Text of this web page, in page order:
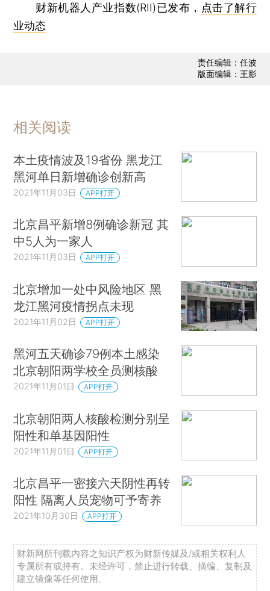
财新机器人产业指数(RII)已发布， 点击了解行
业动态
责任编辑：任波
版面编辑：王影
相关阅读
本土疫情波及19省份 黑龙江
黑河单日新增确诊创新高
2021年11月03日 APP打开
北京昌平新增8例确诊新冠 其
中5人为一家人
2021年11月03日 APP打开
北京增加一处中风险地区 黑
龙江黑河疫情拐点未现
2021年11月02日 APP打开
黑河五天确诊79例本土感染
北京朝阳两学校全员测核酸
2021年11月01日 APP打开
北京朝阳两人核酸检测分别呈
阳性和单基因阳性
2021年11月01日 APP打开
北京昌平一密接六天阴性再转
阳性 隔离人员宠物可予寄养
2021年10月30日 APP打开
财新网所刊载内容之知识产权为财新传媒及/或相关权利人
专属所有或持有。未经许可，禁止进行转载、摘编、复制及
建立镜像等任何使用。